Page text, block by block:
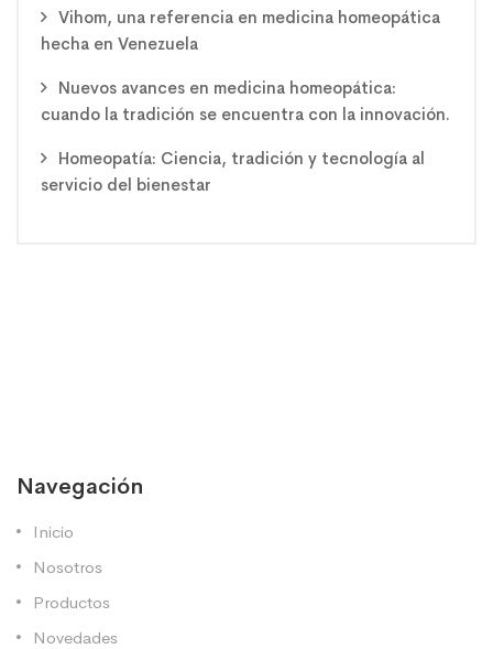
Vihom, una referencia en medicina homeopática
hecha en Venezuela
Nuevos avances en medicina homeopática:
cuando la tradición se encuentra con la innovación.
Homeopatía: Ciencia, tradición y tecnología al
servicio del bienestar
Navegación
Inicio
Nosotros
Productos
Novedades